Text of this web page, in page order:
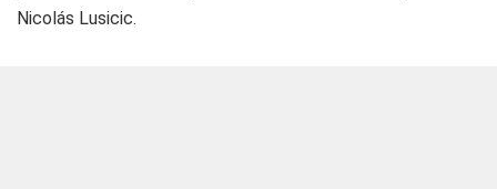
Nicolás Lusicic.